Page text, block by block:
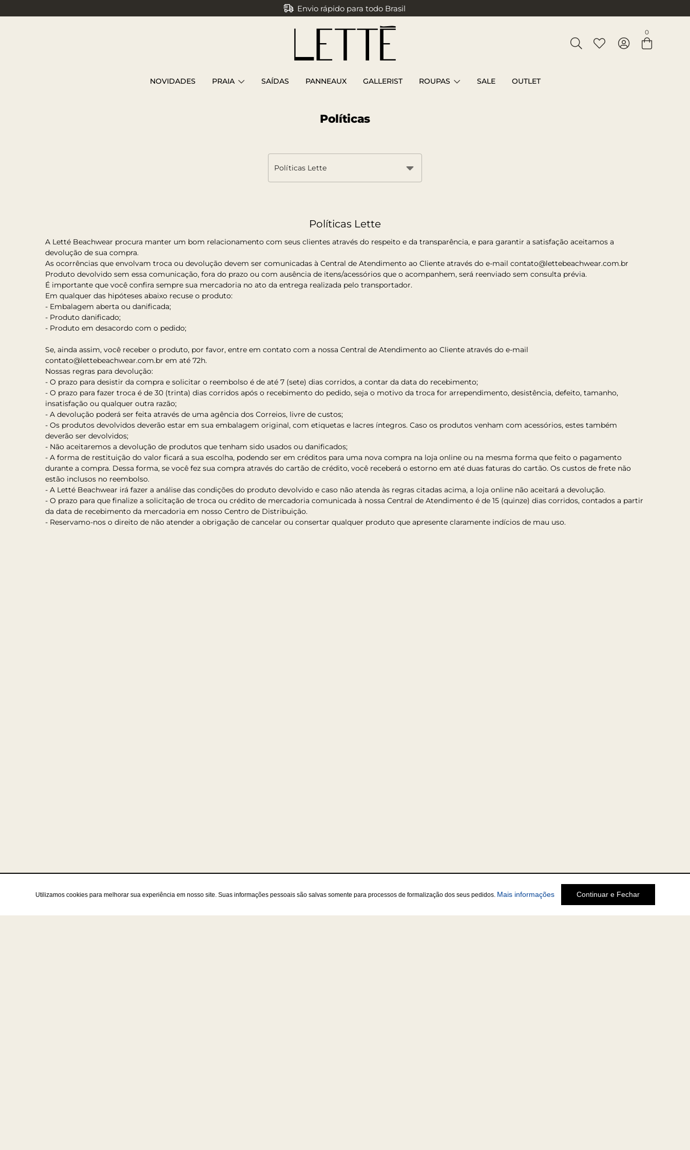
Parcele em até 3x sem juros
0
NOVIDADES PRAIA SAÍDAS PANNEAUX GALLERIST ROUPAS SALE OUTLET
Políticas
Políticas Lette
Políticas Lette
A Letté Beachwear procura manter um bom relacionamento com seus clientes através do respeito e da transparência, e para garantir a satisfação aceitamos a
devolução de sua compra.
As ocorrências que envolvam troca ou devolução devem ser comunicadas à Central de Atendimento ao Cliente através do e-mail contato@lettebeachwear.com.br
Produto devolvido sem essa comunicação, fora do prazo ou com ausência de itens/acessórios que o acompanhem, será reenviado sem consulta prévia.
É importante que você confira sempre sua mercadoria no ato da entrega realizada pelo transportador.
Em qualquer das hipóteses abaixo recuse o produto:
- Embalagem aberta ou danificada;
- Produto danificado;
- Produto em desacordo com o pedido;
Se, ainda assim, você receber o produto, por favor, entre em contato com a nossa Central de Atendimento ao Cliente através do e-mail
contato@lettebeachwear.com.br em até 72h.
Nossas regras para devolução:
- O prazo para desistir da compra e solicitar o reembolso é de até 7 (sete) dias corridos, a contar da data do recebimento;
- O prazo para fazer troca é de 30 (trinta) dias corridos após o recebimento do pedido, seja o motivo da troca for arrependimento, desistência, defeito, tamanho,
insatisfação ou qualquer outra razão;
- A devolução poderá ser feita através de uma agência dos Correios, livre de custos;
- Os produtos devolvidos deverão estar em sua embalagem original, com etiquetas e lacres íntegros. Caso os produtos venham com acessórios, estes também
deverão ser devolvidos;
- Não aceitaremos a devolução de produtos que tenham sido usados ou danificados;
- A forma de restituição do valor ficará a sua escolha, podendo ser em créditos para uma nova compra na loja online ou na mesma forma que feito o pagamento
durante a compra. Dessa forma, se você fez sua compra através do cartão de crédito, você receberá o estorno em até duas faturas do cartão. Os custos de frete não
estão inclusos no reembolso.
- A Letté Beachwear irá fazer a análise das condições do produto devolvido e caso não atenda às regras citadas acima, a loja online não aceitará a devolução.
- O prazo para que finalize a solicitação de troca ou crédito de mercadoria comunicada à nossa Central de Atendimento é de 15 (quinze) dias corridos, contados a partir
da data de recebimento da mercadoria em nosso Centro de Distribuição.
- Reservamo-nos o direito de não atender a obrigação de cancelar ou consertar qualquer produto que apresente claramente indícios de mau uso.
Utilizamos cookies para melhorar sua experiência em nosso site. Suas informações pessoais são salvas somente para processos de formalização dos seus pedidos. Mais informações Continuar e Fechar